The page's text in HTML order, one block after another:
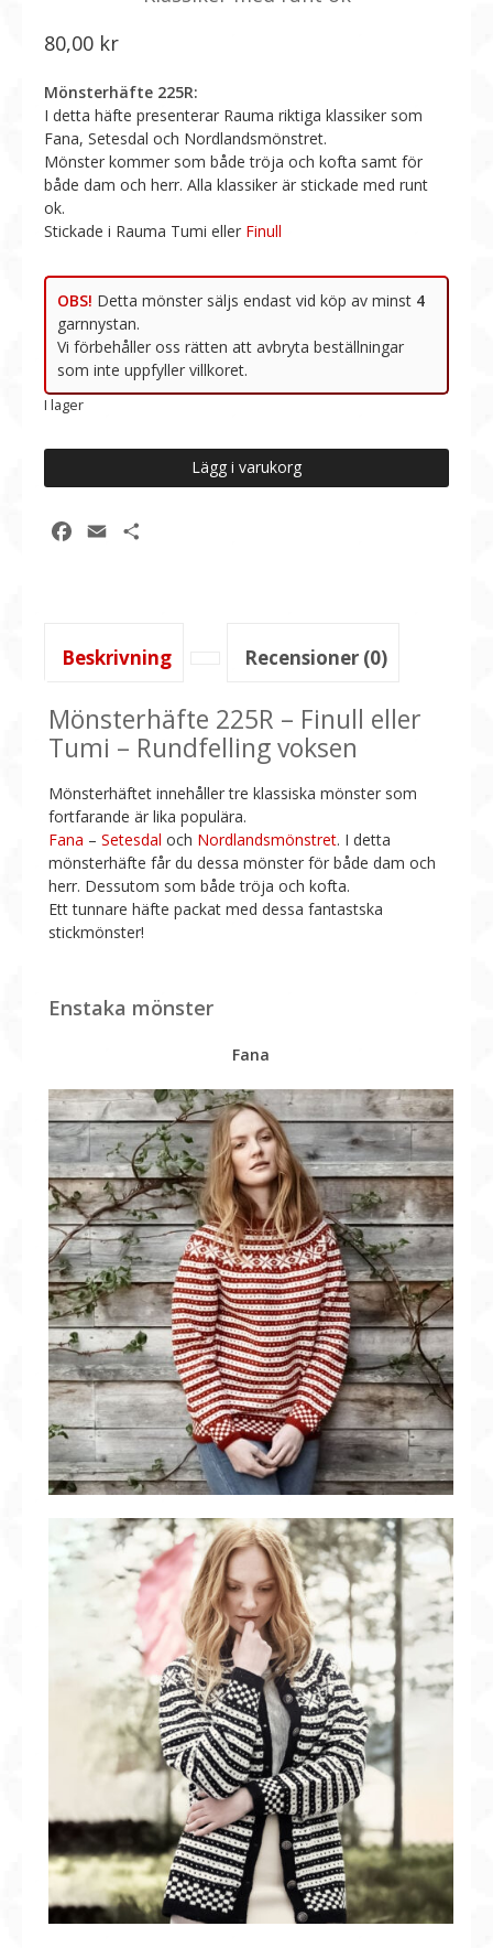
80,00 kr
Mönsterhäfte 225R:
I detta häfte presenterar Rauma riktiga klassiker som
Fana, Setesdal och Nordlandsmönstret.
Mönster kommer som både tröja och kofta samt för
både dam och herr. Alla klassiker är stickade med runt
ok.
Stickade i Rauma Tumi eller Finull
OBS!
I lager
225R:
eller
Lägg i varukorg
Facebook
Email
Beskrivning Recensioner (0)
Mönsterhäfte 225R – Finull eller
Tumi – Rundfelling voksen
Mönsterhäftet innehåller tre klassiska mönster som
fortfarande är lika populära.
Fana – Setesdal och Nordlandsmönstret. I detta
mönsterhäfte får du dessa mönster för både dam och
herr. Dessutom som både tröja och kofta.
Ett tunnare häfte packat med dessa fantastska
stickmönster!
Enstaka mönster
Fana